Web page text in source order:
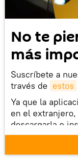
No te
más
Suscríbete a
través de estos
Ya que la
en el extranjero,
descargarla e
móvil (¡solo
También